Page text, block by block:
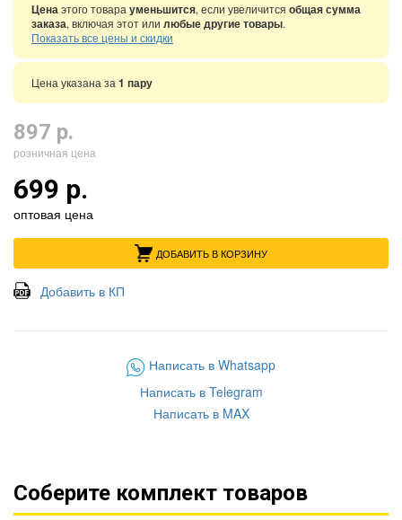
Ценаэтого товара уменьшится, если увеличится общая сумма
заказа, включая этот или любые другие товары.
Показать все цены и скидки
Цена указана за 1 пару
897 р.
розничная цена
699 р.
оптовая цена
ДОБАВИТЬ В КОРЗИНУ
Добавить в КП
Написать в Whatsapp
Написать в Telegram
Написать в MAX
Соберите комплект товаров